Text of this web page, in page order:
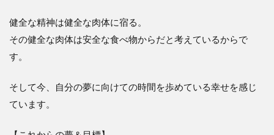
健全な精神は健全な肉体に宿る。
その健全な肉体は安全な食べ物からだと考えているからで
す。
そして今、自分の夢に向けての時間を歩めている幸せを感じ
ています。